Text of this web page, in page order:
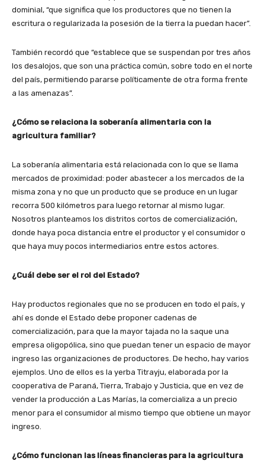
dominial, “que significa que los productores que no tienen la
escritura o regularizada la posesión de la tierra la puedan hacer”.
También recordó que “establece que se suspendan por tres años
los desalojos, que son una práctica común, sobre todo en el norte
del país, permitiendo pararse políticamente de otra forma frente
a las amenazas”.
¿Cómo se relaciona la soberanía alimentaria con la
agricultura familiar?
La soberanía alimentaria está relacionada con lo que se llama
mercados de proximidad: poder abastecer a los mercados de la
misma zona y no que un producto que se produce en un lugar
recorra 500 kilómetros para luego retornar al mismo lugar.
Nosotros planteamos los distritos cortos de comercialización,
donde haya poca distancia entre el productor y el consumidor o
que haya muy pocos intermediarios entre estos actores.
¿Cuál debe ser el rol del Estado?
Hay productos regionales que no se producen en todo el país, y
ahí es donde el Estado debe proponer cadenas de
comercialización, para que la mayor tajada no la saque una
empresa oligopólica, sino que puedan tener un espacio de mayor
ingreso las organizaciones de productores. De hecho, hay varios
ejemplos. Uno de ellos es la yerba Titrayju, elaborada por la
cooperativa de Paraná, Tierra, Trabajo y Justicia, que en vez de
vender la producción a Las Marías, la comercializa a un precio
menor para el consumidor al mismo tiempo que obtiene un mayor
ingreso.
¿Cómo funcionan las líneas financieras para la agricultura